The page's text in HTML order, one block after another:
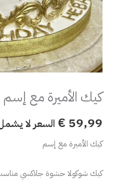
كيك الأميرة مع إسم
€ 59,99 السعر لا
كيك الأميرة مع إسم
كيك شوكولا حشوة جلاكسي مناسب ل